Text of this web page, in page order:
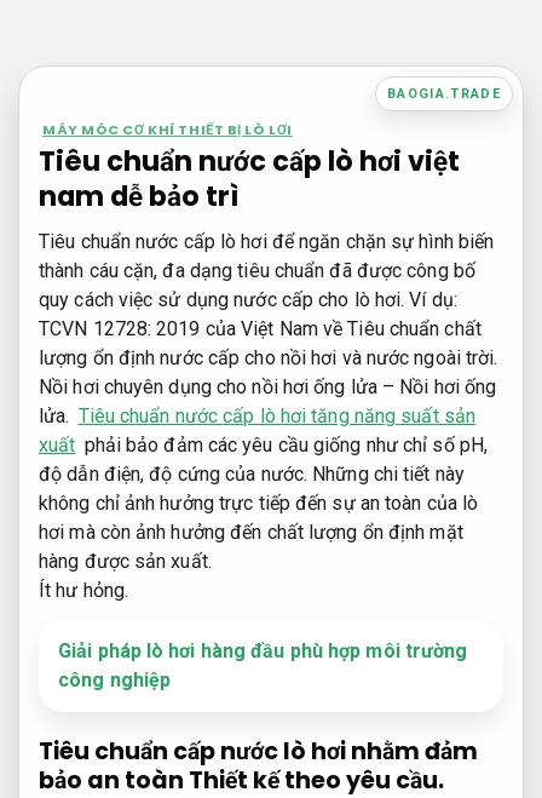
nội
BAOGIA.TRADE
MÁY MÓC CƠ KHÍ THIẾT BỊ LÒ LƠI
Tiêu chuẩn nước cấp lò hơi việt
nam dễ bảo trì
Tiêu chuẩn nước cấp lò hơi để ngăn chặn sự hình biến
thành cáu cặn, đa dạng tiêu chuẩn đã được công bố
quy cách việc sử dụng nước cấp cho lò hơi. Ví dụ:
TCVN 12728: 2019 của Việt Nam về Tiêu chuẩn chất
lượng ổn định nước cấp cho nồi hơi và nước ngoài trời.
Nồi hơi chuyên dụng cho nồi hơi ống lửa – Nồi hơi ống
lửa. Tiêu chuẩn nước cấp lò hơi tăng năng suất sản
xuất phải bảo đảm các yêu cầu giống như chỉ số pH,
độ dẫn điện, độ cứng của nước. Những chi tiết này
không chỉ ảnh hưởng trực tiếp đến sự an toàn của lò
hơi mà còn ảnh hưởng đến chất lượng ổn định mặt
hàng được sản xuất.
Ít hư hỏng.
Giải pháp lò hơi hàng đầu phù hợp môi trường
công nghiệp
Tiêu chuẩn cấp nước lò hơi nhằm đảm
bảo an toàn Thiết kế theo yêu cầu.